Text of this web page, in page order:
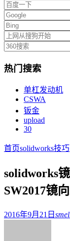
热门搜索
单杠发动机
CSWA
钣金
upload
30
首页solidworks技巧
solidworks
SW2017镜
2016年9月21日